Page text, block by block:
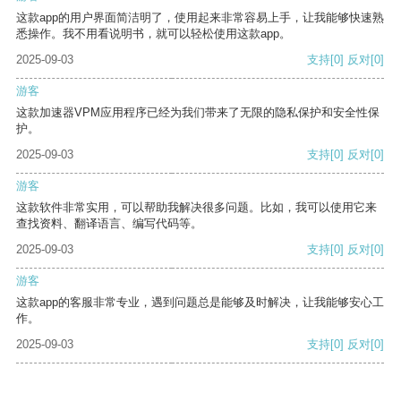
这款app的用户界面简洁明了，使用起来非常容易上手，让我能够快速熟
悉操作。我不用看说明书，就可以轻松使用这款app。
2025-09-03
支持[0] 反对[0]
游客
这款加速器VPM应用程序已经为我们带来了无限的隐私保护和安全性保
护。
2025-09-03
支持[0] 反对[0]
游客
这款软件非常实用，可以帮助我解决很多问题。比如，我可以使用它来
查找资料、翻译语言、编写代码等。
2025-09-03
支持[0] 反对[0]
游客
这款app的客服非常专业，遇到问题总是能够及时解决，让我能够安心工
作。
2025-09-03
支持[0] 反对[0]